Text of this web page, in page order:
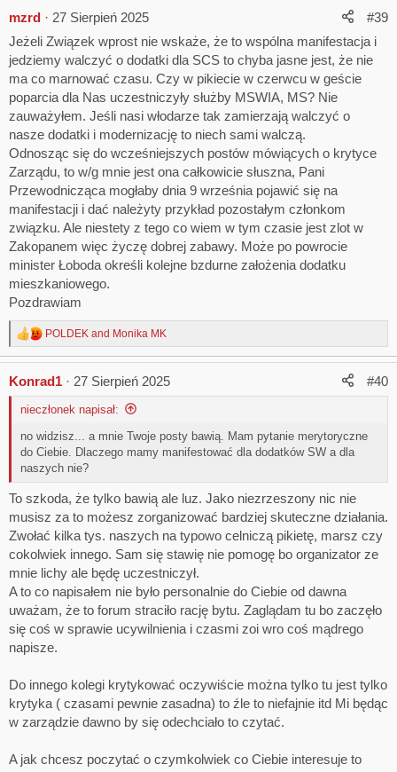
członków albo tylko do komunikatów zarządu ( to tylko z jednego
powodu strasznie ciężko dotrzeć do wartościowych informacji przez
tony spamu).
Ps do nieczłonka mam głęboko ....... twoje uszczypliwości.
c
i
o
n
:
mzrd 27 Sierpień 2025
#39
Jeżeli Związek wprost nie wskaże, że to wspólna manifestacja i
jedziemy walczyć o dodatki dla SCS to chyba jasne jest, że nie
ma co marnować czasu. Czy w pikiecie w czerwcu w geście
poparcia dla Nas uczestniczyły służby MSWIA, MS? Nie
zauważyłem. Jeśli nasi włodarze tak zamierzają walczyć o
nasze dodatki i modernizację to niech sami walczą.
Odnosząc się do wcześniejszych postów mówiących o krytyce
Zarządu, to w/g mnie jest ona całkowicie słuszna, Pani
Przewodnicząca mogłaby dnia 9 września pojawić się na
manifestacji i dać należyty przykład pozostałym członkom
związku. Ale niestety z tego co wiem w tym czasie jest zlot w
Zakopanem więc życzę dobrej zabawy. Może po powrocie
minister Łoboda określi kolejne bzdurne założenia dodatku
mieszkaniowego.
Pozdrawiam
R
e
c
t
POLDEK and Monika MK
Konrad1 27 Sierpień 2025 #40
nieczłonek napisał:
no widzisz... a mnie Twoje posty bawią. Mam pytanie merytoryczne
do Ciebie. Dlaczego mamy manifestować dla dodatków SW a dla
naszych nie?
To szkoda, że tylko bawią ale luz. Jako niezrzeszony nic nie
musisz za to możesz zorganizować bardziej skuteczne działania.
Zwołać kilka tys. naszych na typowo celniczą pikietę, marsz czy
cokolwiek innego. Sam się stawię nie pomogę bo organizator ze
mnie lichy ale będę uczestniczył.
A to co napisałem nie było personalnie do Ciebie od dawna
uważam, że to forum straciło rację bytu. Zaglądam tu bo zaczęło
się coś w sprawie ucywilnienia i czasmi zoi wro coś mądrego
napisze.
Do innego kolegi krytykować oczywiście można tylko tu jest tylko
krytyka ( czasami pewnie zasadna) to źle to niefajnie itd Mi będąc
w zarządzie dawno by się odechciało to czytać.
A jak chcesz poczytać o czymkolwiek co Ciebie interesuje to